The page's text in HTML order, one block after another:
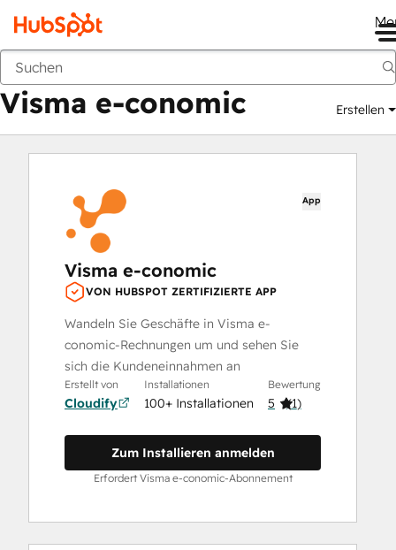
Marketplace
Visma e-conomic Erstellen
App
Visma e-conomic
VON HUBSPOT ZERTIFIZIERTE APP
Wandeln Sie Geschäfte in Visma e-
conomic-Rechnungen um und sehen Sie
sich die Kundeneinnahmen an
Erstellt von
Cloudify
Installationen
100+ Installationen
Bewertung
5 (1)
Zum Installieren anmelden
Erfordert Visma e-conomic-Abonnement